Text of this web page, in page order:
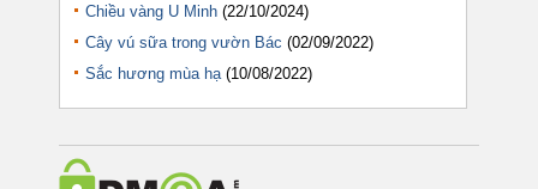
Chiều vàng U Minh (22/10/2024)
Cây vú sữa trong vườn Bác (02/09/2022)
Sắc hương mùa hạ (10/08/2022)